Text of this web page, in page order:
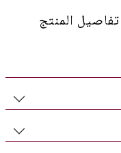
تفاصيل المنتج